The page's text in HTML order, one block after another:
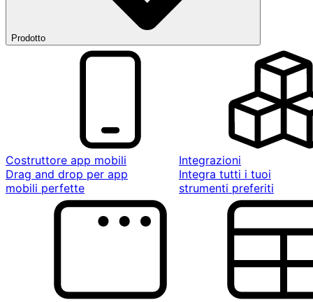
Prodotto
Costruttore app mobili
Drag and drop per app
mobili perfette
Integrazioni
Integra tutti i tuoi
strumenti preferiti